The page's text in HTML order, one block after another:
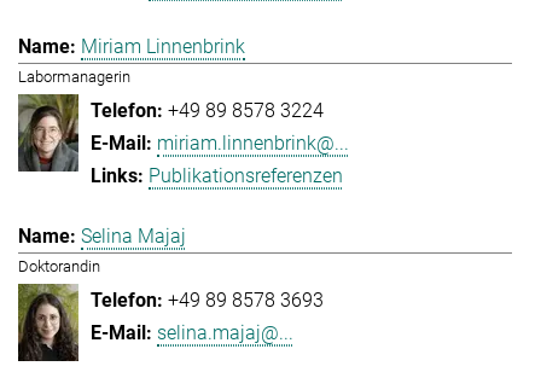
Miriam Linnenbrink
Labormanagerin
+49 89 8578 3224
miriam.linnenbrink@...
Publikationsreferenzen
Selina Majaj
Doktorandin
+49 89 8578 3693
selina.majaj@...